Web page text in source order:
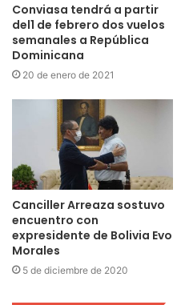
Conviasa tendrá a partir
del1 de febrero dos vuelos
semanales a República
Dominicana
20 de enero de 2021
Canciller Arreaza sostuvo
encuentro con
expresidente de Bolivia Evo
Morales
5 de diciembre de 2020